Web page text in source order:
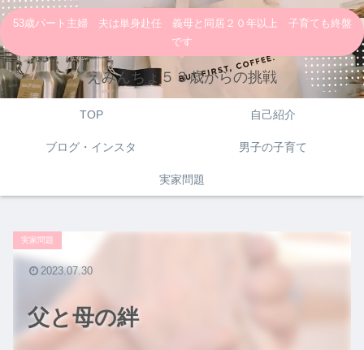
53歳パート主婦 夫は単身赴任 義母と同居２０年以上 子育ても終盤
です
えみんちょ５３歳からの挑戦
TOP 自己紹介
ブログ・インスタ 男子の子育て
実家問題
父と母の絆
実家問題
2023.07.30